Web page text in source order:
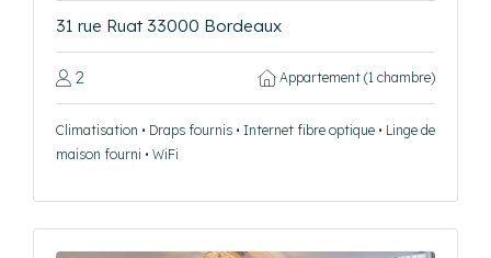
31 rue Ruat 33000 Bordeaux
2 Appartement (1 chambre)
Climatisation • Draps fournis • Internet fibre optique • Linge de
maison fourni • WiFi